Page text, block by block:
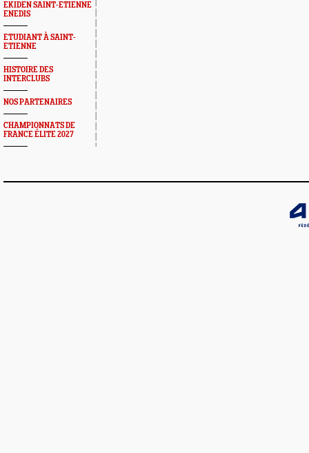
EKIDEN SAINT-ETIENNE
ENEDIS
ETUDIANT À SAINT-
ETIENNE
HISTOIRE DES
INTERCLUBS
NOS PARTENAIRES
CHAMPIONNATS DE
FRANCE ÉLITE 2027